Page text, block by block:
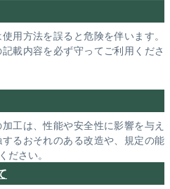
用方法を誤ると危険を伴います。
載内容を必ず守ってご利用くださ
工は、性能や安全性に影響を与え
るおそれのある改造や、規定の能
さい。